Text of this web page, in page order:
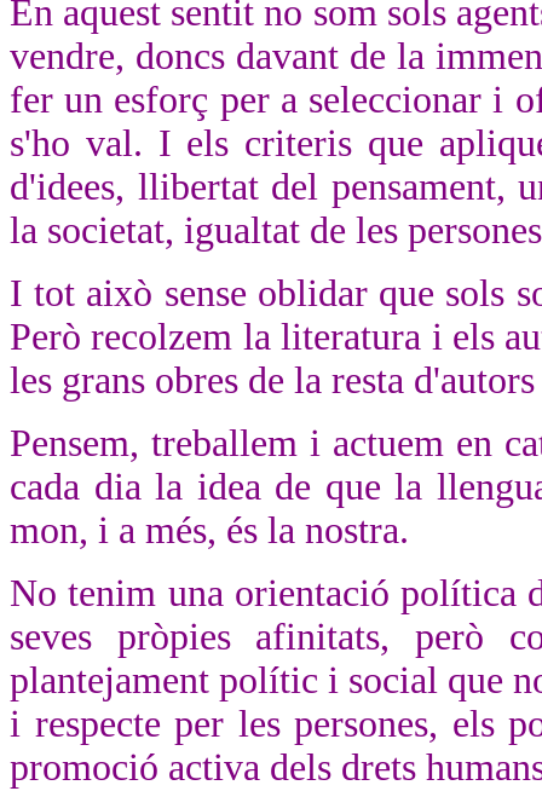
En aquest sentit no som sols
vendre, doncs davant de la
fer un esforç per a seleccionar i
s'ho val. I els criteris que
d'idees, llibertat del pensament,
la societat, igualtat de les
I tot això sense oblidar que sols
Però recolzem la literatura i els
les grans obres de la resta
Pensem, treballem i actuem en
cada dia la idea de que la
mon, i a més, és la nostra.
No tenim una orientació política
seves pròpies afinitats, però
plantejament polític i social que
i respecte per les persones, els
promoció activa dels drets